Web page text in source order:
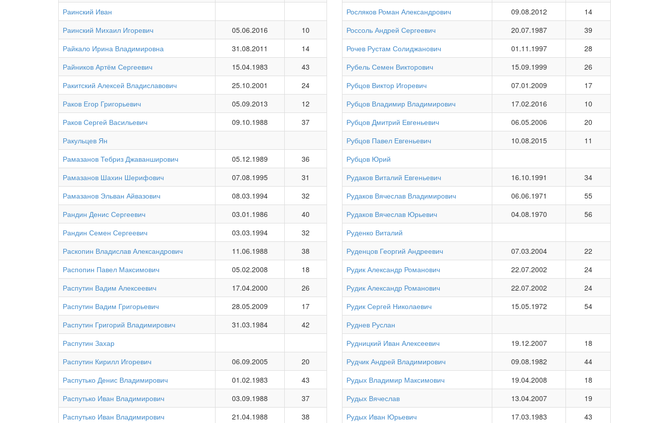
Раинский Иван
Раинский Михаил Игоревич
05.06.2016
10
Райкало Ирина Владимировна
31.08.2011
14
Райников Артём Сергеевич
15.04.1983
43
Ракитский Алексей Владиславович
25.10.2001
24
Раков Егор Григорьевич
05.09.2013
12
Раков Сергей Васильевич
09.10.1988
37
Ракульцев Ян
Рамазанов Тебриз Джаванширович
05.12.1989
36
Рамазанов Шахин Шерифович
07.08.1995
31
Рамазанов Эльван Айвазович
08.03.1994
32
Рандин Денис Сергеевич
03.01.1986
40
Рандин Семен Сергеевич
03.03.1994
32
Раскопин Владислав Александрович
11.06.1988
38
Распопин Павел Максимович
05.02.2008
18
Распутин Вадим Алексеевич
17.04.2000
26
Распутин Вадим Григорьевич
28.05.2009
17
Распутин Григорий Владимирович
31.03.1984
42
Распутин Захар
Распутин Кирилл Игоревич
06.09.2005
20
Распутько Денис Владимирович
01.02.1983
43
Распутько Иван Владимирович
03.09.1988
37
Распутько Иван Владимирович
21.04.1988
38
Росляков Роман Александрович
09.08.2012
14
Россоль Андрей Сергеевич
20.07.1987
39
Рочев Рустам Солиджанович
01.11.1997
28
Рубель Семен Викторович
15.09.1999
26
Рубцов Виктор Игоревич
07.01.2009
17
Рубцов Владимир Владимирович
17.02.2016
10
Рубцов Дмитрий Евгеньевич
06.05.2006
20
Рубцов Павел Евгеньевич
10.08.2015
11
Рубцов Юрий
Рудаков Виталий Евгеньевич
16.10.1991
34
Рудаков Вячеслав Владимирович
06.06.1971
55
Рудаков Вячеслав Юрьевич
04.08.1970
56
Руденко Виталий
Руденцов Георгий Андреевич
07.03.2004
22
Рудик Александр Романович
22.07.2002
24
Рудик Александр Романович
22.07.2002
24
Рудик Сергей Николаевич
15.05.1972
54
Руднев Руслан
Рудницкий Иван Алексеевич
19.12.2007
18
Рудчик Андрей Владимирович
09.08.1982
44
Рудых Владимир Максимович
19.04.2008
18
Рудых Вячеслав
13.04.2007
19
Рудых Иван Юрьевич
17.03.1983
43